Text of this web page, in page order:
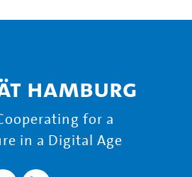
Hamburg
for a
in a Digital Age